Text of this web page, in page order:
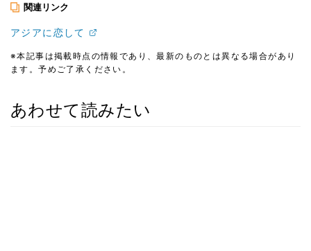
関連リンク
アジアに恋して
※本記事は掲載時点の情報であり、最新のものとは異なる場合があり
ます。予めご了承ください。
あわせて読みたい